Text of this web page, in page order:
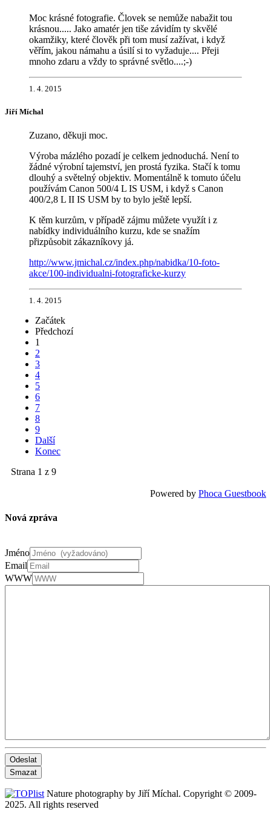
Moc krásné fotografie. Človek se nemůže nabažit tou
krásnou..... Jako amatér jen tiše závidím ty skvělé
okamžiky, které člověk při tom musí zažívat, i když
věřím, jakou námahu a úsilí si to vyžaduje.... Přeji
mnoho zdaru a vždy to správné světlo....;-)
1. 4. 2015
Jiří Míchal
Zuzano, děkuji moc.
Výroba mázlého pozadí je celkem jednoduchá. Není to
žádné výrobní tajemství, jen prostá fyzika. Stačí k tomu
dlouhý a světelný objektiv. Momentálně k tomuto účelu
používám Canon 500/4 L IS USM, i když s Canon
400/2,8 L II IS USM by to bylo ještě lepší.
K těm kurzům, v případě zájmu můžete využít i z
nabídky individuálního kurzu, kde se snažím
přizpůsobit zákazníkovy já.
http://www.jmichal.cz/index.php/nabidka/10-foto-
akce/100-individualni-fotograficke-kurzy
1. 4. 2015
Začátek
Předchozí
1
2
3
4
5
6
7
8
9
Další
Konec
Strana 1 z 9
Powered by Phoca Guestbook
Nová zpráva
Jméno
Email
WWW
Odeslat
Smazat
Nature photography by Jiří Míchal. Copyright © 2009-
2025. All rights reserved